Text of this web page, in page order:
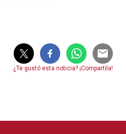
¿Te gustó esta noticia? ¡Compartila!